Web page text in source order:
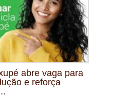
abre vaga para
e reforça